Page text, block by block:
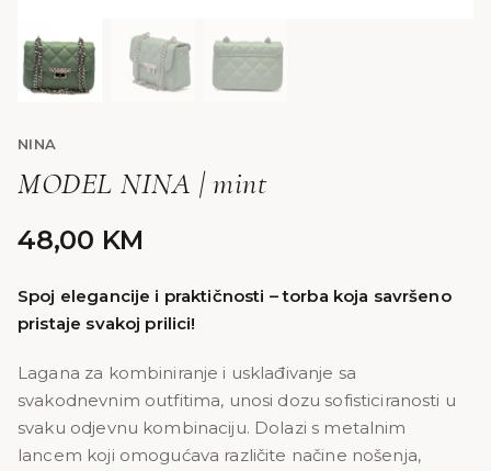
NINA
MODEL NINA | mint
48,00 KM
Spoj elegancije i praktičnosti – torba koja savršeno
pristaje svakoj prilici!
Lagana za kombiniranje i usklađivanje sa
svakodnevnim outfitima, unosi dozu sofisticiranosti u
svaku odjevnu kombinaciju. Dolazi s metalnim
lancem koji omogućava različite načine nošenja,